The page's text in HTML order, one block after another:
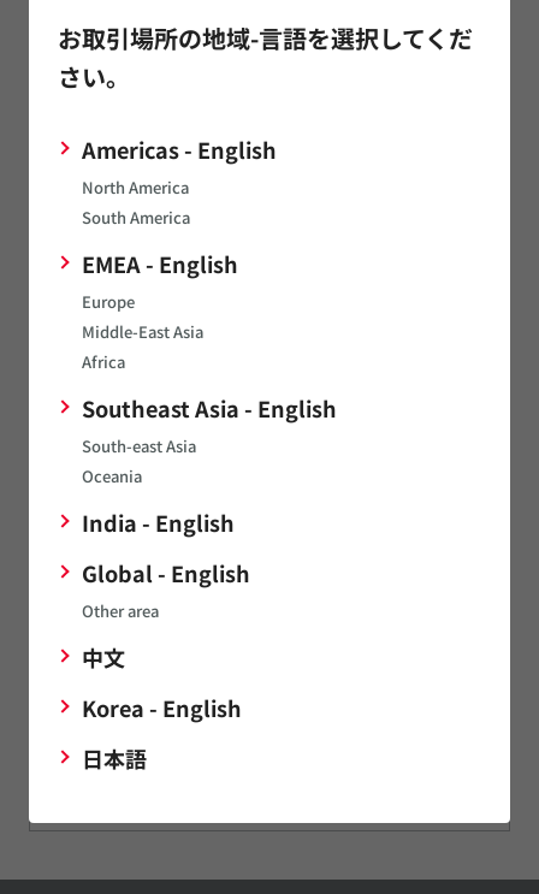
お取引場所の地域-言語を選択してくだ
さい。
Americas - English
North America
South America
EMEA - English
Europe
Middle-East Asia
Africa
Southeast Asia - English
South-east Asia
Oceania
India - English
Global - English
Other area
中文
Korea - English
日本語
センサ
この製品について
加速度センサ
ジャイロセンサ
AMRセンサ
発音部品